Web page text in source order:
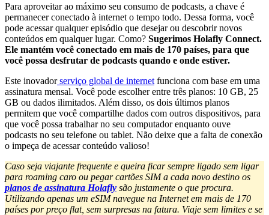
Para aproveitar ao máximo seu consumo de podcasts, a chave é
permanecer conectado à internet o tempo todo. Dessa forma, você
pode acessar qualquer episódio que desejar ou descobrir novos
conteúdos em qualquer lugar. Como? Sugerimos Holafly Connect.
Ele mantém você conectado em mais de 170 países, para que
você possa desfrutar de podcasts quando e onde estiver.
Este inovadorserviço global de internet funciona com base em uma
assinatura mensal. Você pode escolher entre três planos: 10 GB, 25
GB ou dados ilimitados. Além disso, os dois últimos planos
permitem que você compartilhe dados com outros dispositivos, para
que você possa trabalhar no seu computador enquanto ouve
podcasts no seu telefone ou tablet. Não deixe que a falta de conexão
o impeça de acessar conteúdo valioso!
Caso seja viajante frequente e queira ficar sempre ligado sem ligar
para roaming caro ou pegar cartões SIM a cada novo destino os
planos de assinatura Holafly são justamente o que procura.
Utilizando apenas um eSIM navegue na Internet em mais de 170
países por preço flat, sem surpresas na fatura. Viaje sem limites e se